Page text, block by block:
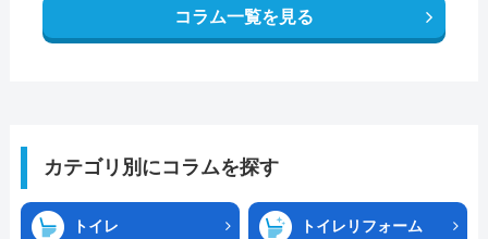
コラム一覧を見る
カテゴリ別にコラムを探す
トイレ トイレリフォーム